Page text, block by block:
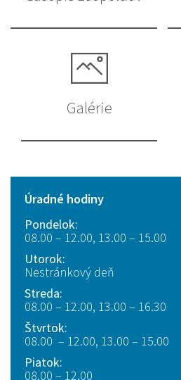
Galérie
Úradné hodiny
Pondelok:
08.00 – 12.00, 13.00 – 15.00
Utorok:
Nestránkový deň
Streda:
08.00 – 12.00, 13.00 – 16.30
Štvrtok:
08.00 – 12.00, 13.00 – 15.00
Piatok:
08.00 – 12.00